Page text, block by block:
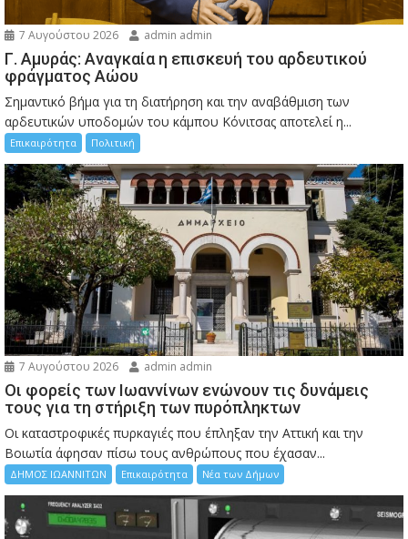
7 Αυγούστου 2026 admin admin
Γ. Αμυράς: Αναγκαία η επισκευή του αρδευτικού
φράγματος Αώου
Σημαντικό βήμα για τη διατήρηση και την αναβάθμιση των
αρδευτικών υποδομών του κάμπου Κόνιτσας αποτελεί η...
Επικαιρότητα Πολιτική
7 Αυγούστου 2026 admin admin
Οι φορείς των Ιωαννίνων ενώνουν τις δυνάμεις
τους για τη στήριξη των πυρόπληκτων
Οι καταστροφικές πυρκαγιές που έπληξαν την Αττική και την
Bοιωτία άφησαν πίσω τους ανθρώπους που έχασαν...
ΔΗΜΟΣ ΙΩΑΝΝΙΤΩΝ Επικαιρότητα Νέα των Δήμων